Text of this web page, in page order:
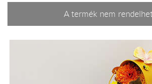
A termék nem